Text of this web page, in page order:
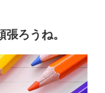
ろうね。